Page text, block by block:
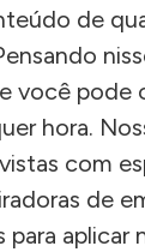
de
você pode
hora.
com
de
para aplicar